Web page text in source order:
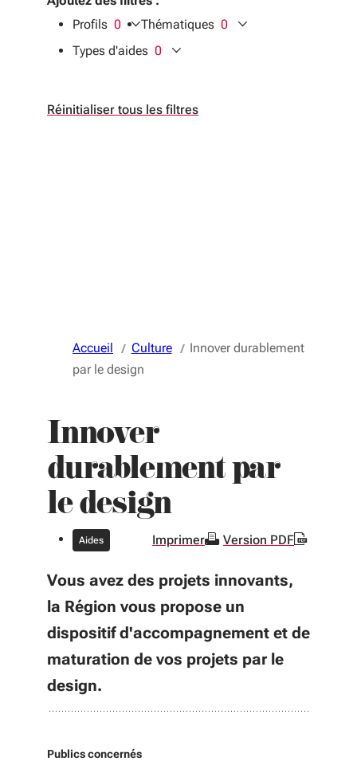
Profils 0
filtres sélectionnés
Thématiques 0
filtres sélectionnés
Types d'aides 0
filtres sélectionnés
Réinitialiser tous les filtres
Accueil Culture
Innover durablement
par le design
Innover
durablement par
le design
Aides Imprimer Version PDF
Vous avez des projets innovants,
la Région vous propose un
dispositif d'accompagnement et de
maturation de vos projets par le
design.
Publics concernés